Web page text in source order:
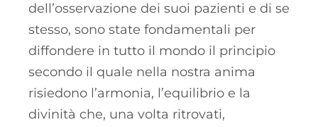
dell’osservazione dei suoi pazienti e di se
stesso, sono state fondamentali per
diffondere in tutto il mondo il principio
secondo il quale nella nostra anima
risiedono l’armonia, l’equilibrio e la
divinità che, una volta ritrovati,